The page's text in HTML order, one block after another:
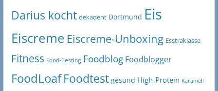
Darius kocht dekadent Dortmund Eis
Eiscreme Eiscreme-Unboxing Esstraklasse
Fitness Food-Testing Foodblog Foodblogger
FoodLoaf Foodtest gesund High-Protein Karamell